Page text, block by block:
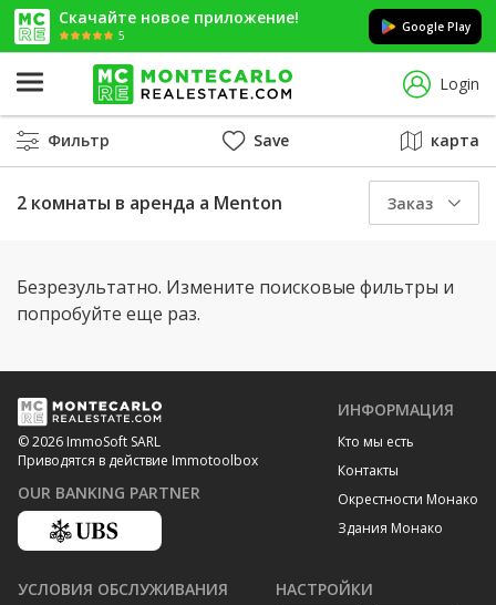
Скачайте новое приложение!
5
Google Play
Login
Фильтр Save карта
2 комнаты в аренда a Menton Заказ
Безрезультатно. Измените поисковые фильтры и
попробуйте еще раз.
© 2026 ImmoSoft SARL
Приводятся в действие Immotoolbox
OUR BANKING PARTNER
ИНФОРМАЦИЯ
Кто мы есть
Контакты
Окрестности Монако
Здания Монако
УСЛОВИЯ ОБСЛУЖИВАНИЯ НАСТРОЙКИ